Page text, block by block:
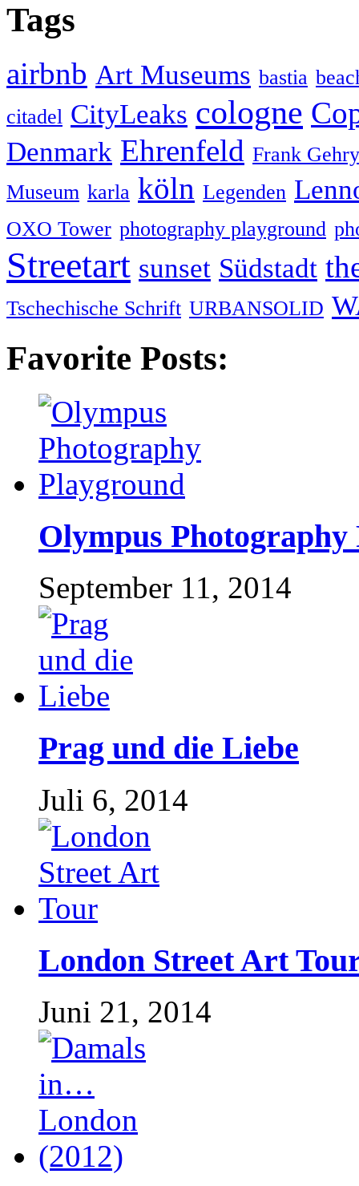
Tags
airbnb Art Museums bastia
citadel CityLeaks cologne
Denmark Ehrenfeld Frank Gehry
Museum karla köln Legenden
OXO Tower photography playground
Streetart sunset Südstadt
Tschechische Schrift URBANSOLID
Favorite Posts:
Olympus Photography
September 11, 2014
Prag und die Liebe
Juli 6, 2014
London Street Art
Juni 21, 2014